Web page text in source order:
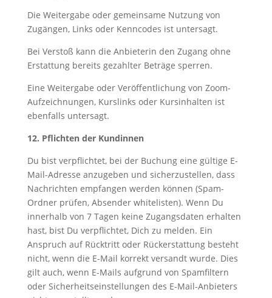
Die Weitergabe oder gemeinsame Nutzung von
Zugängen, Links oder Kenncodes ist untersagt.
Bei Verstoß kann die Anbieterin den Zugang ohne
Erstattung bereits gezahlter Beträge sperren.
Eine Weitergabe oder Veröffentlichung von Zoom-
Aufzeichnungen, Kurslinks oder Kursinhalten ist
ebenfalls untersagt.
12. Pflichten der Kundinnen
Du bist verpflichtet, bei der Buchung eine gültige E-
Mail-Adresse anzugeben und sicherzustellen, dass
Nachrichten empfangen werden können (Spam-
Ordner prüfen, Absender whitelisten). Wenn Du
innerhalb von 7 Tagen keine Zugangsdaten erhalten
hast, bist Du verpflichtet, Dich zu melden. Ein
Anspruch auf Rücktritt oder Rückerstattung besteht
nicht, wenn die E-Mail korrekt versandt wurde. Dies
gilt auch, wenn E-Mails aufgrund von Spamfiltern
oder Sicherheitseinstellungen des E-Mail-Anbieters